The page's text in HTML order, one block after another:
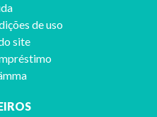
de uso
site